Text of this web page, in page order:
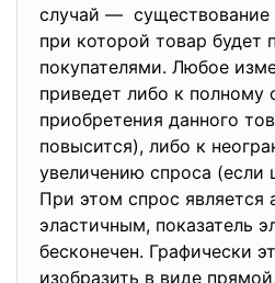
случай — существование
при которой товар будет
покупателями. Любое
приведет либо к полному
приобретения данного
повысится), либо к
увеличению спроса (если
При этом спрос является
эластичным, показатель
бесконечен. Графически
изобразить в виде